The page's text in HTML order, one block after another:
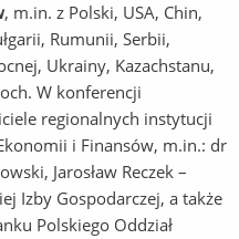
, m.in. z Polski, USA, Chin,
Rumunii, Serbii,
Ukrainy, Kazachstanu,
W konferencji
regionalnych instytucji
i Finansów, m.in.: dr
Jarosław Reczek –
Izby Gospodarczej, a także
Polskiego Oddział